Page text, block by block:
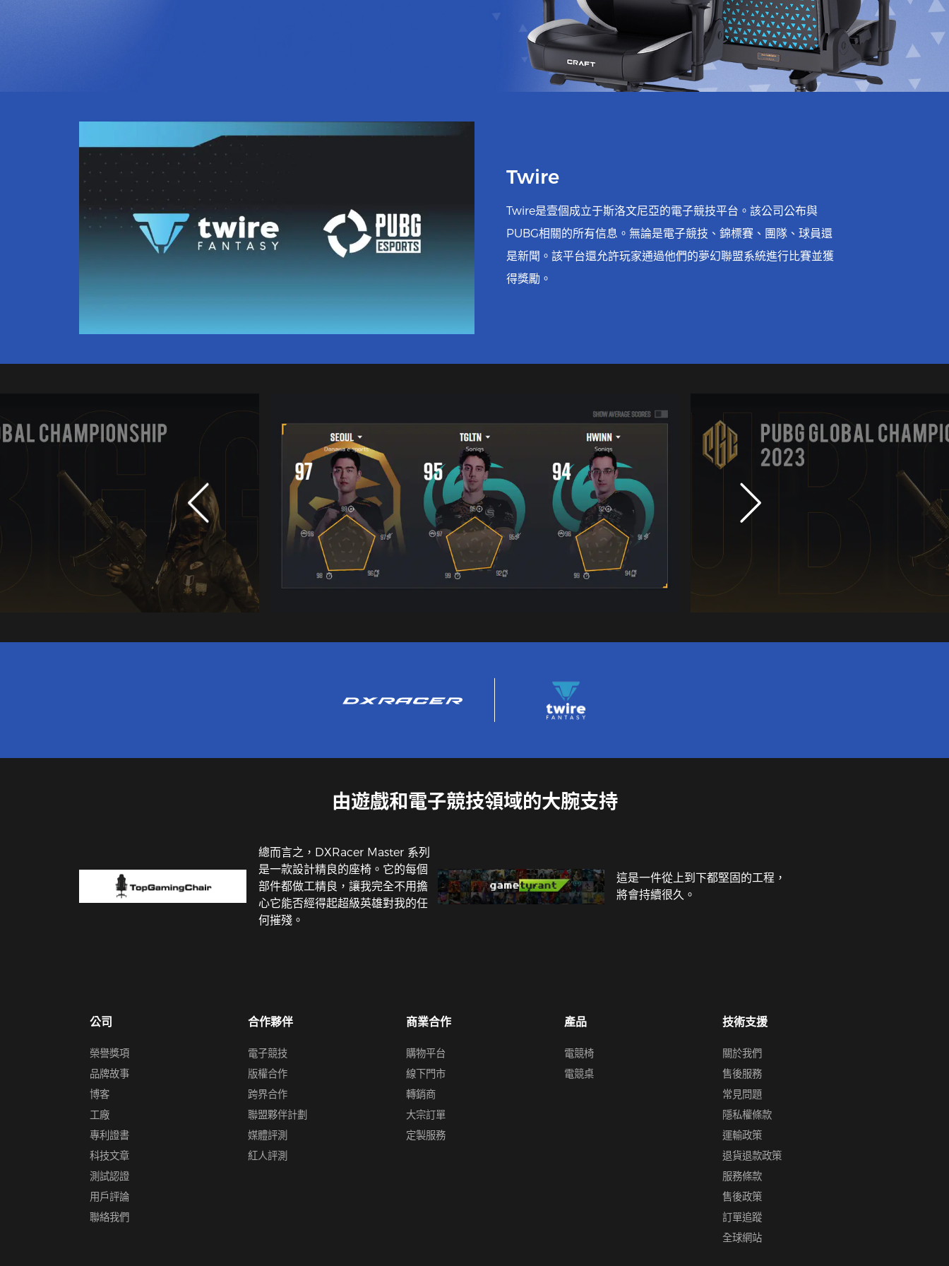
Twire
Twire是壹個成立于斯洛文尼亞的電子競技平台。該公司公布與
PUBG相關的所有信息。無論是電子競技、錦標賽、團隊、球員還
是新聞。該平台還允許玩家通過他們的夢幻聯盟系統進行比賽並獲
得獎勵。
由遊戲和電子競技領域的大腕支持
總而言之，DXRacer Master 系列
是一款設計精良的座椅。它的每個
部件都做工精良，讓我完全不用擔
心它能否經得起超級英雄對我的任
何摧殘。
這是一件從上到下都堅固的工程，
將會持續很久。
公司
榮譽獎項
品牌故事
博客
工廠
專利證書
科技文章
測試認證
用戶評論
聯絡我們
合作夥伴
電子競技
版權合作
跨界合作
聯盟夥伴計劃
媒體評測
紅人評測
商業合作
購物平台
線下門市
轉銷商
大宗訂單
定製服務
產品
電競椅
電競桌
技術支援
關於我們
售後服務
常見問題
隱私權條款
運輸政策
退貨退款政策
服務條款
售後政策
訂單追蹤
全球網站